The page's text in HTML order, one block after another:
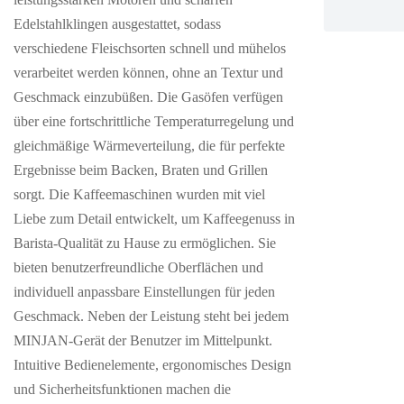
Edelstahlklingen ausgestattet, sodass
verschiedene Fleischsorten schnell und mühelos
verarbeitet werden können, ohne an Textur und
Geschmack einzubüßen. Die Gasöfen verfügen
über eine fortschrittliche Temperaturregelung und
gleichmäßige Wärmeverteilung, die für perfekte
Ergebnisse beim Backen, Braten und Grillen
sorgt. Die Kaffeemaschinen wurden mit viel
Liebe zum Detail entwickelt, um Kaffeegenuss in
Barista-Qualität zu Hause zu ermöglichen. Sie
bieten benutzerfreundliche Oberflächen und
individuell anpassbare Einstellungen für jeden
Geschmack. Neben der Leistung steht bei jedem
MINJAN-Gerät der Benutzer im Mittelpunkt.
Intuitive Bedienelemente, ergonomisches Design
und Sicherheitsfunktionen machen die